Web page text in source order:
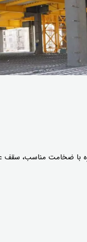
با ضخامت مناسب، سقف